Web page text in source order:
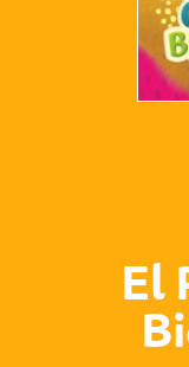
El